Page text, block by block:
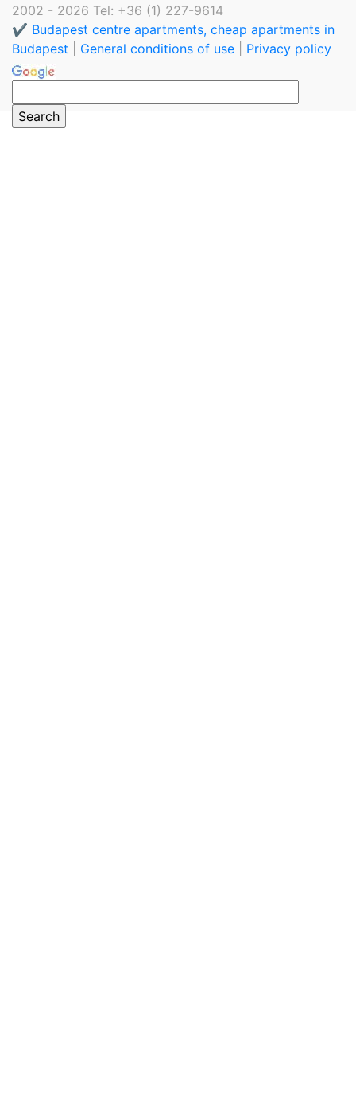
2002 - 2026 Tel: +36 (1) 227-9614
✔️ Budapest centre apartments, cheap apartments in
Budapest
General conditions of use Privacy policy